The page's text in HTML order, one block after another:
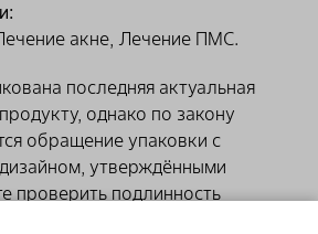
акне, Лечение ПМС.
последняя актуальная
однако по закону
обращение упаковки с
утверждёнными
проверить подлинность